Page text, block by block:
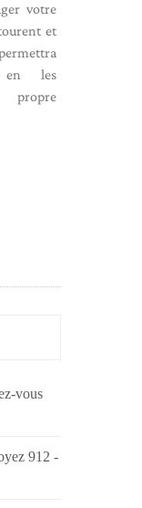
votre
et
en les
propre
vous
912 -